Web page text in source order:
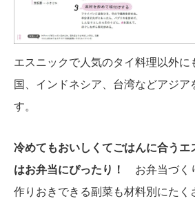
エスニックで人気のタイ料理以外に
国、インドネシア、台湾などアジア
す。
冷めてもおいしくてごはんに合うエ
はお弁当にぴったり！ お弁当づく
作りおきできる副菜も材料別にたく